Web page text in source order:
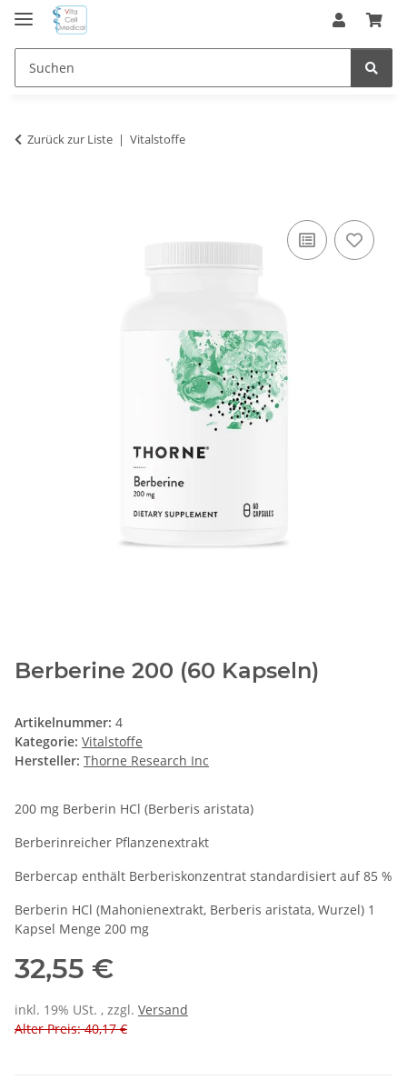
Zurück zur Liste Vitalstoffe
Berberine 200 (60 Kapseln)
Artikelnummer: 4
Kategorie: Vitalstoffe
Hersteller: Thorne Research Inc
200 mg Berberin HCl (Berberis aristata)
Berberinreicher Pflanzenextrakt
Berbercap enthält Berberiskonzentrat standardisiert auf 85 %
Berberin HCl (Mahonienextrakt, Berberis aristata, Wurzel) 1
Kapsel Menge 200 mg
32,55 €
inkl. 19% USt. , zzgl. Versand
Alter Preis: 40,17 €